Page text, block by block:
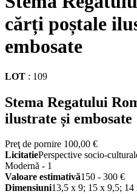
cărți poștale
embosate
LOT : 109
Stema Regatului
ilustrate și embosate
Preţ de pornire 100,00 €
LicitatiePerspective socio-
Modernă - 1
Valoare estimativă150 - 300 €
Dimensiuni13,5 x 9; 15 x 9,5; 14